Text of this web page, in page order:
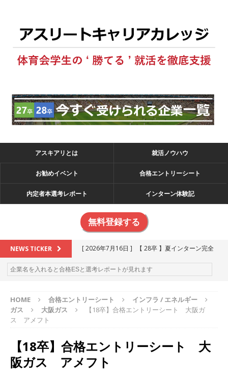
アスキアリとは 就活ノウハウ
お勧めイベント 合格エントリーシート
内定者本選考レポート インターン体験記
無料登録する
NEWS TICKER [ 2026年7月16日 ]
【 28卒 】夏インターン完全
攻略セミナー ｜ 予約フォーム
お勧めイベン
[ 2026年6月13日 ] ≪ 27卒 ≫アスキヤリ個人相
る優良企業一覧（26社）
体育会積極採用企業
[ 2026年5月16日 ]
HOME 合格エントリーシート
インフラ / エネルギー
ガス
大阪ガス
【18卒】合格エントリーシート 大阪ガ
ス アメフト
【18卒】合格エントリーシート 大
阪ガス アメフト